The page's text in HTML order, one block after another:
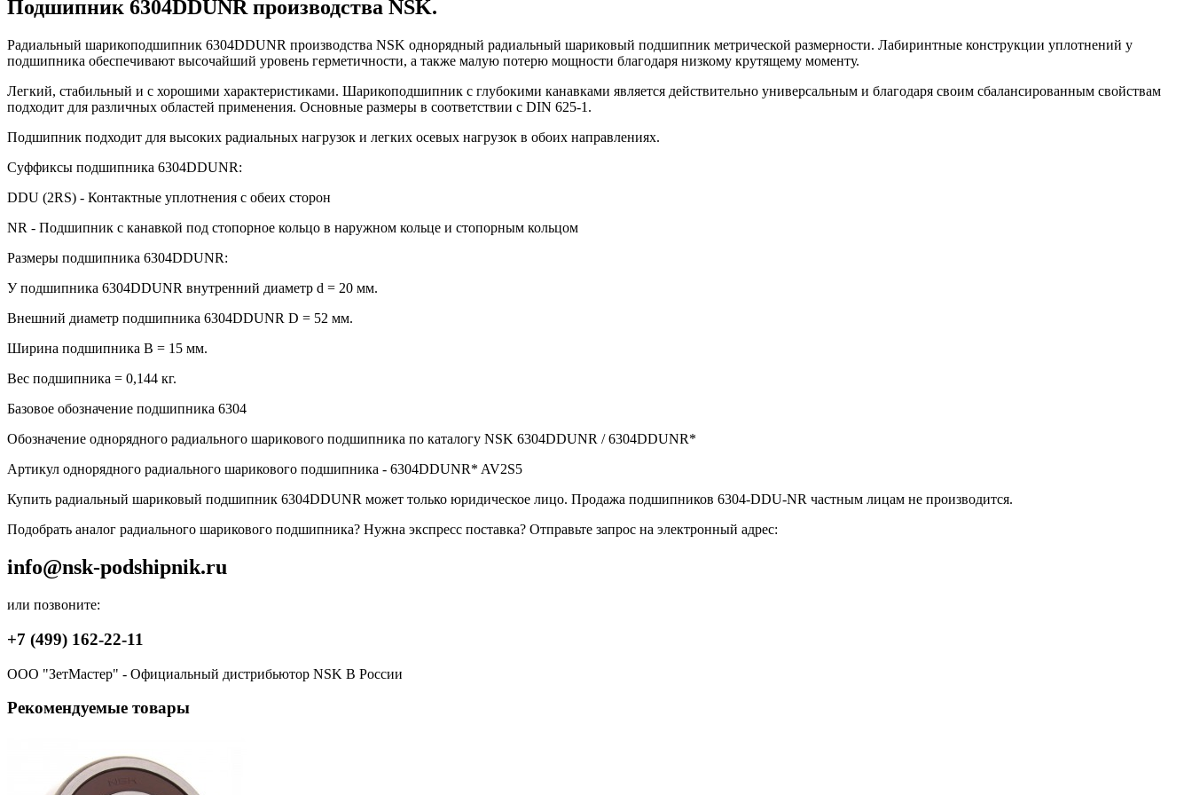
Подшипник 6304DDUNR производства NSK.
Радиальный шарикоподшипник 6304DDUNR производства NSK однорядный радиальный шариковый подшипник метрической размерности. Лабиринтные конструкции уплотнений у
подшипника обеспечивают высочайший уровень герметичности, а также малую потерю мощности благодаря низкому крутящему моменту.
Легкий, стабильный и с хорошими характеристиками. Шарикоподшипник с глубокими канавками является действительно универсальным и благодаря своим сбалансированным свойствам
подходит для различных областей применения. Основные размеры в соответствии с DIN 625-1.
Подшипник подходит для высоких радиальных нагрузок и легких осевых нагрузок в обоих направлениях.
Суффиксы подшипника 6304DDUNR:
DDU (2RS) - Контактные уплотнения с обеих сторон
NR - Подшипник с канавкой под стопорное кольцо в наружном кольце и стопорным кольцом
Размеры подшипника 6304DDUNR:
У подшипника 6304DDUNR внутренний диаметр d = 20 мм.
Внешний диаметр подшипника 6304DDUNR D = 52 мм.
Ширина подшипника B = 15 мм.
Вес подшипника = 0,144 кг.
Базовое обозначение подшипника 6304
Обозначение однорядного радиального шарикового подшипника по каталогу NSK 6304DDUNR / 6304DDUNR*
Артикул однорядного радиального шарикового подшипника - 6304DDUNR* AV2S5
Купить радиальный шариковый подшипник 6304DDUNR может только юридическое лицо. Продажа подшипников 6304-DDU-NR частным лицам не производится.
Подобрать аналог радиального шарикового подшипника? Нужна экспресс поставка? Отправьте запрос на электронный адрес:
info@nsk-podshipnik.ru
или позвоните:
+7 (499) 162-22-11
ООО "ЗетМастер" - Официальный дистрибьютор NSK В России
Рекомендуемые товары